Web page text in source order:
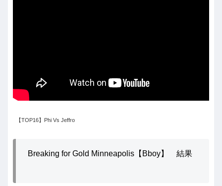
【TOP16】Phi Vs Jeffro
Breaking for Gold Minneapolis【Bboy】 結果